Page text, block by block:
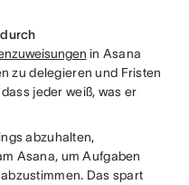
in Asana
zu delegieren und Fristen
jeder weiß, was er
abzuhalten,
Asana, um Aufgaben
Das spart